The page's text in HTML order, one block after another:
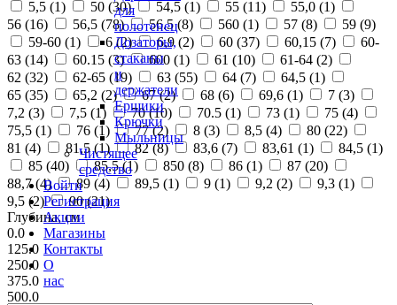
для
полотенец
Дозаторы,
стаканы
и
держатели
Ершики
Крючки
Мыльницы
Чистящее
средство
Войти
Регистрация
Акции
Магазины
Контакты
О
нас
5,5 (1) 50 (30) 54,5 (1) 55 (11) 55,0 (1)
56 (16) 56,5 (78) 56.5 (8) 560 (1) 57 (8) 59 (9)
59-60 (1) 6 (2) 6,9 (2) 60 (37) 60,15 (7)
60-
63 (14) 60.15 (3) 600 (1) 61 (10) 61-64 (2)
62 (32) 62-65 (19) 63 (55) 64 (7) 64,5 (1)
65 (35) 65,2 (2) 67 (2) 68 (6) 69,6 (1) 7 (3)
7,2 (3) 7,5 (1) 70 (10) 70.5 (1) 73 (1) 75 (4)
75,5 (1) 76 (1) 77 (2) 8 (3) 8,5 (4) 80 (22)
81 (4) 81,5 (1) 82 (8) 83,6 (7) 83,61 (1) 84,5 (1)
85 (40) 85,5 (1) 850 (8) 86 (1) 87 (20)
88,7 (4) 89 (4) 89,5 (1) 9 (1) 9,2 (2) 9,3 (1)
9,5 (2) 90 (21)
Глубина, см
0.0
125.0
250.0
375.0
500.0